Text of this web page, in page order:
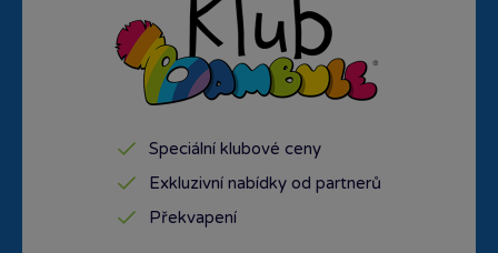
Speciální klubové ceny
Exkluzivní nabídky od partnerů
Překvapení